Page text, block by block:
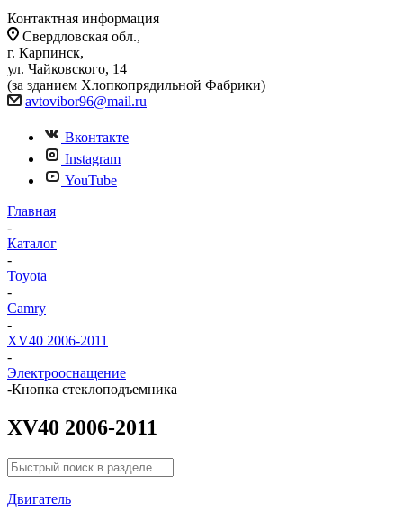
Контактная информация
Свердловская обл.,
г. Карпинск,
ул. Чайковского, 14
(за зданием Хлопкопрядильной Фабрики)
avtovibor96@mail.ru
Вконтакте
Instagram
YouTube
Главная
-
Каталог
-
Toyota
-
Camry
-
XV40 2006-2011
-
Электрооснащение
-Кнопка стеклоподъемника
XV40 2006-2011
Двигатель